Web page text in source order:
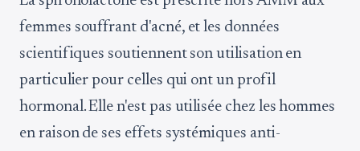
femmes souffrant d'acné, et les données
scientifiques soutiennent son utilisation en
particulier pour celles qui ont un profil
hormonal. Elle n'est pas utilisée chez les hommes
en raison de ses effets systémiques anti-